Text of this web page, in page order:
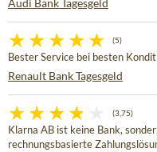
Audi Bank Tagesgeld
(5)
Bester Service bei besten
Renault Bank Tagesgeld
(3,75)
Klarna AB ist keine Bank,
rechnungsbasierte